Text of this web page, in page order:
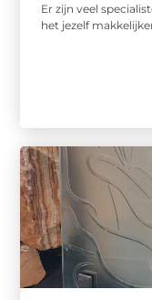
Er zijn veel
het jezelf